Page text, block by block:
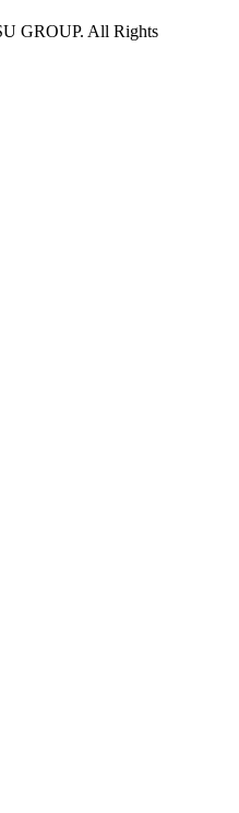
GROUP. All Rights